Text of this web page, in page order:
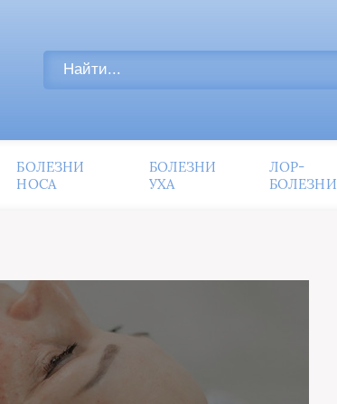
БОЛЕЗНИ
НОСА
БОЛЕЗНИ
УХА
ЛОР-
БОЛЕЗНИ